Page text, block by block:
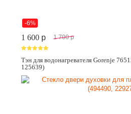
-6%
1 600 p 1 700 p
Тэн для водонагревателя Gorenje
125639)